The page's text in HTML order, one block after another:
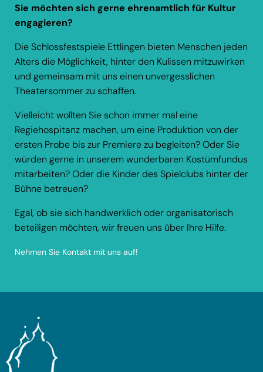
Sie möchten sich gerne ehrenamtlich für Kultur
engagieren?
Die Schlossfestspiele Ettlingen bieten Menschen jeden
Alters die Möglichkeit, hinter den Kulissen mitzuwirken
und gemeinsam mit uns einen unvergesslichen
Theatersommer zu schaffen.
Vielleicht wollten Sie schon immer mal eine
Regiehospitanz machen, um eine Produktion von der
ersten Probe bis zur Premiere zu begleiten? Oder Sie
würden gerne in unserem wunderbaren Kostümfundus
mitarbeiten? Oder die Kinder des Spielclubs hinter der
Bühne betreuen?
Egal, ob sie sich handwerklich oder organisatorisch
beteiligen möchten, wir freuen uns über Ihre Hilfe.
Nehmen Sie Kontakt mit uns auf!